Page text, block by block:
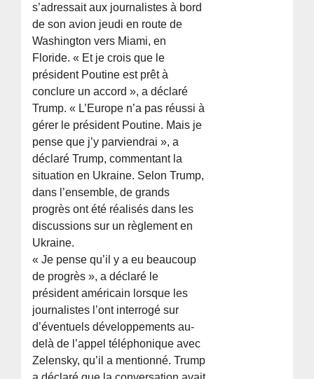
s’adressait aux journalistes à bord
de son avion jeudi en route de
Washington vers Miami, en
Floride. « Et je crois que le
président Poutine est prêt à
conclure un accord », a déclaré
Trump. « L’Europe n’a pas réussi à
gérer le président Poutine. Mais je
pense que j’y parviendrai », a
déclaré Trump, commentant la
situation en Ukraine. Selon Trump,
dans l’ensemble, de grands
progrès ont été réalisés dans les
discussions sur un règlement en
Ukraine.
« Je pense qu’il y a eu beaucoup
de progrès », a déclaré le
président américain lorsque les
journalistes l’ont interrogé sur
d’éventuels développements au-
delà de l’appel téléphonique avec
Zelensky, qu’il a mentionné. Trump